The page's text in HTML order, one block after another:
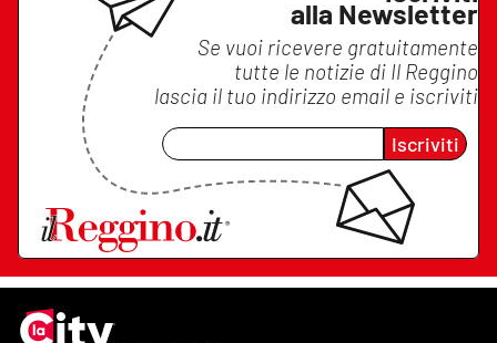
alla Newsletter
Se vuoi ricevere gratuitamente
tutte le notizie di Il Reggino
lascia il tuo indirizzo email e iscriviti
Iscriviti